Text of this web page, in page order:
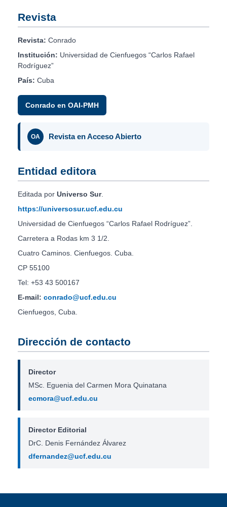
Revista
Revista: Conrado
Institución: Universidad de Cienfuegos “Carlos Rafael
Rodríguez”
País: Cuba
Conrado en OAI-PMH
OA Revista en Acceso Abierto
Entidad editora
Editada por Universo Sur.
https://universosur.ucf.edu.cu
Universidad de Cienfuegos “Carlos Rafael Rodríguez”.
Carretera a Rodas km 3 1/2.
Cuatro Caminos. Cienfuegos. Cuba.
CP 55100
Tel: +53 43 500167
E-mail: conrado@ucf.edu.cu
Cienfuegos, Cuba.
Dirección de contacto
Director
MSc. Eguenia del Carmen Mora Quinatana
ecmora@ucf.edu.cu
Director Editorial
DrC. Denis Fernández Álvarez
dfernandez@ucf.edu.cu